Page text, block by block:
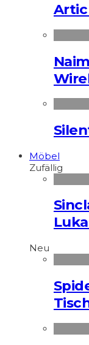
Artic
Möbel
Zufällig
Neu